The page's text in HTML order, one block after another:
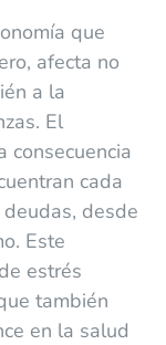
que
afecta no
a la
El
consecuencia
cada
desde
Este
estrés
también
en la salud